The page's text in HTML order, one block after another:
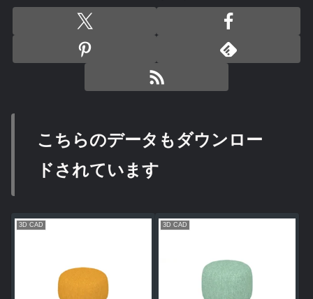
こちらのデータもダウンロー
ドされています
3D CAD 3D CAD